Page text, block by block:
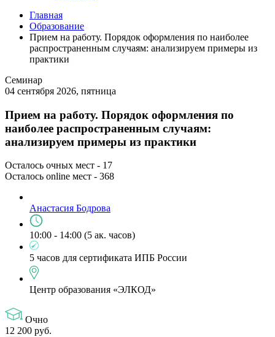
Главная
Образование
Прием на работу. Порядок оформления по наиболее
распространенным случаям: анализируем примеры из
практики
Семинар
04 сентября 2026, пятница
Прием на работу. Порядок оформления по
наиболее распространенным случаям:
анализируем примеры из практики
Осталось очных мест - 17
Осталось online мест - 368
Анастасия Бодрова
10:00 - 14:00 (5 ак. часов)
5 часов для сертификата ИПБ России
Центр образования «ЭЛКОД»
Очно
12 200 руб.